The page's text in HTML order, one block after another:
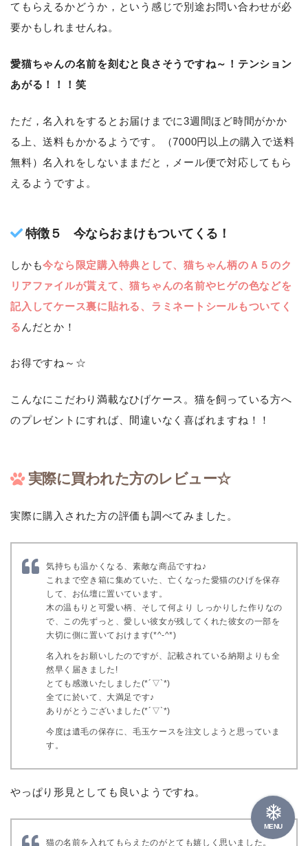
てもらえるかどうか，という感じで別途お問い合わせが必
要かもしれませんね。
愛猫ちゃんの名前を刻むと良さそうですね～！テンション
あがる！！！笑
ただ，名入れをするとお届けまでに3週間ほど時間がかか
る上、送料もかかるようです。（7000円以上の購入で送料
無料）名入れをしないままだと，メール便で対応してもら
えるようですよ。
特徴５ 今ならおまけもついてくる！
しかも今なら限定購入特典として、猫ちゃん柄のＡ５のク
リアファイルが貰えて、猫ちゃんの名前やヒゲの色などを
記入してケース裏に貼れる、ラミネートシールもついてく
る んだとか！
お得ですね～☆
こんなにこだわり満載なひげケース。猫を飼っている方へ
のプレゼントにすれば、間違いなく喜ばれますね！！
実際に買われた方のレビュー☆
実際に購入された方の評価も調べてみました。
気持ちも温かくなる、素敵な商品ですね♪
これまで空き箱に集めていた、亡くなった愛猫のひげを保存
して、お仏壇に置いています。
木の温もりと可愛い柄、そして何より しっかりした作りなの
で、この先ずっと、愛しい彼女が残してくれた彼女の一部を
大切に側に置いておけます(*^-^*)
名入れをお願いしたのですが、記載されている納期よりも全
然早く届きました!
とても感激いたしました(*´▽`*)
全てに於いて、大満足です♪
ありがとうございました(*´▽`*)
今度は遺毛の保存に、毛玉ケースを注文しようと思っていま
す。
やっぱり形見としても良いようですね。
猫の名前を入れてもらえたのがとても嬉しく思いました。
MENU